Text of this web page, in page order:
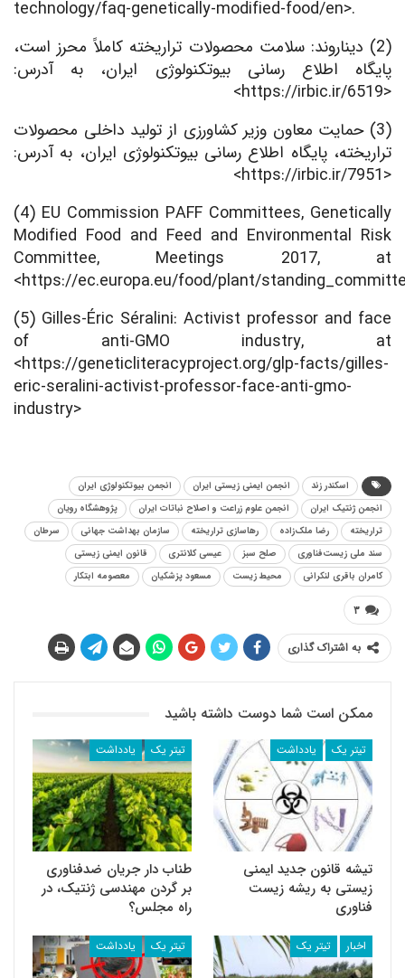
technology/faq-genetically-modified-food/en>.
(2) دیناروند: سلامت محصولات تراریخته کاملاً محرز است،
پایگاه اطلاع رسانی بیوتکنولوژی ایران، به آدرس:
<https://irbic.ir/6519>
(3) حمایت معاون وزیر کشاورزی از تولید داخلی محصولات
تراریخته، پایگاه اطلاع رسانی بیوتکنولوژی ایران، به آدرس:
<https://irbic.ir/7951>
(4) EU Commission PAFF Committees, Genetically
Modified Food and Feed and Environmental Risk
Committee, Meetings 2017, at
<https://ec.europa.eu/food/plant/
(5) Gilles-Éric Séralini: Activist professor and face
of anti-GMO industry, at
<https://geneticliteracyproject.org/glp-facts/gilles-
eric-seralini-activist-professor-face-anti-gmo-
industry>
اسکندر زند انجمن ایمنی زیستی ایران
انجمن بیوتکنولوژی ایران
انجمن ژنتیک ایران
انجمن علوم زراعت و اصلاح نباتات ایران
پژوهشگاه رویان
تراریخته
رضا ملک‌زاده رهاسازی تراریخته سازمان بهداشت جهانی
سرطان
سند ملی زیست‌فناوری
صلح سبز عیسی کلانتری
قانون ایمنی زیستی
کامران باقری لنکرانی
محیط زیست مسعود پزشکیان معصومه ابتکار
۳
به اشتراک گذاری
ممکن است شما دوست داشته باشید
تیتر یک یادداشت
تیشه قانون جدید ایمنی
زیستی به ریشه زیست
فناوری
تیتر یک یادداشت
طناب دار جریان ضد‌فناوری
بر گردن مهندسی ژنتیک، در
راه مجلس؟
اخبار تیتر یک تیتر یک یادداشت